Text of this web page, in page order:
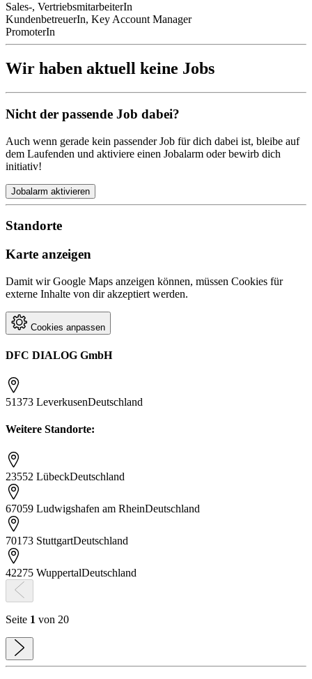
Sales-, VertriebsmitarbeiterIn
KundenbetreuerIn, Key Account Manager
PromoterIn
Wir haben aktuell keine Jobs
Nicht der passende Job dabei?
Auch wenn gerade kein passender Job für dich dabei ist, bleibe auf
dem Laufenden und aktiviere einen Jobalarm oder bewirb dich
initiativ!
Jobalarm aktivieren
Standorte
Karte anzeigen
Damit wir Google Maps anzeigen können, müssen Cookies für
externe Inhalte von dir akzeptiert werden.
Cookies anpassen
DFC DIALOG GmbH
51373 LeverkusenDeutschland
Weitere Standorte:
23552 LübeckDeutschland
67059 Ludwigshafen am RheinDeutschland
70173 StuttgartDeutschland
42275 WuppertalDeutschland
Seite 1 von 20